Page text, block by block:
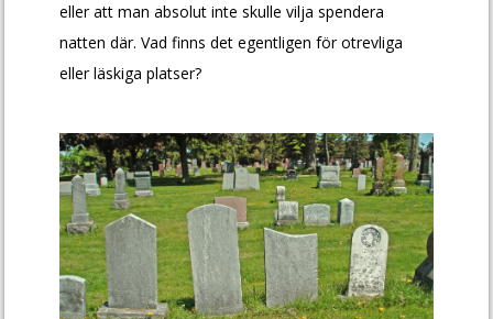
eller att man absolut inte skulle vilja spendera
natten där. Vad finns det egentligen för otrevliga
eller läskiga platser?